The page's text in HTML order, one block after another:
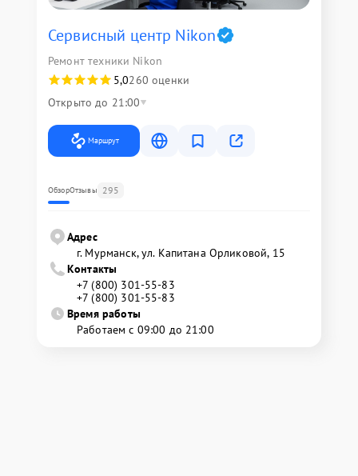
Сервисный центр Nikon
Ремонт техники Nikon
5,0260 оценки
Открыто до 21:00
Маршрут
ОбзорОтзывы 295
Адрес
г. Мурманск, ул. Капитана Орликовой, 15
Контакты
+7 (800) 301-55-83
+7 (800) 301-55-83
Время работы
Работаем с 09:00 до 21:00